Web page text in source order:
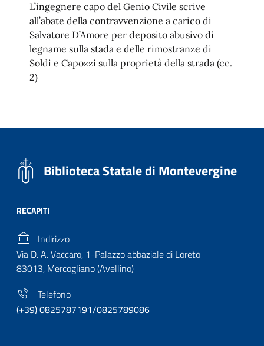
L’ingegnere capo del Genio Civile scrive
all’abate della contravvenzione a carico di
Salvatore D’Amore per deposito abusivo di
legname sulla stada e delle rimostranze di
Soldi e Capozzi sulla proprietà della strada (cc.
2)
Biblioteca Statale di Montevergine
RECAPITI
Indirizzo
Via D. A. Vaccaro, 1-Palazzo abbaziale di Loreto
83013, Mercogliano (Avellino)
Telefono
(+39) 0825787191/0825789086